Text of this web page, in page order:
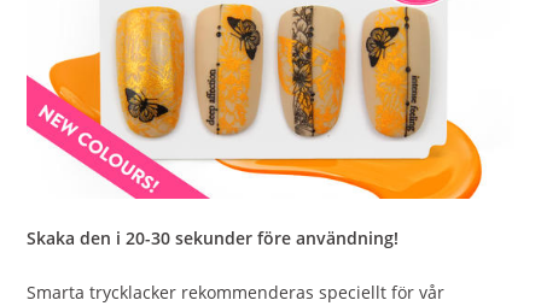
Skaka den i 20-30 sekunder före användning!
Smarta trycklacker rekommenderas speciellt för vår